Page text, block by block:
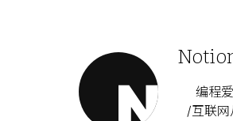
编程
/互联网